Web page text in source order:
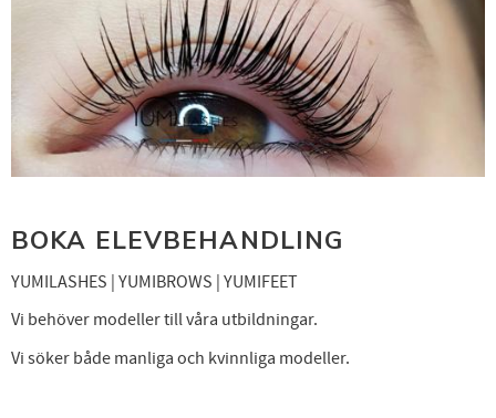
BOKA ELEVBEHANDLING
YUMILASHES | YUMIBROWS | YUMIFEET
Vi behöver modeller till våra utbildningar.
Vi söker både manliga och kvinnliga modeller.